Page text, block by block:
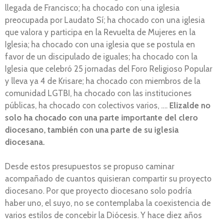
llegada de Francisco; ha chocado con una iglesia
preocupada por Laudato Sí; ha chocado con una iglesia
que valora y participa en la Revuelta de Mujeres en la
Iglesia; ha chocado con una iglesia que se postula en
favor de un discipulado de iguales; ha chocado con la
Iglesia que celebró 25 jornadas del Foro Religioso Popular
y lleva ya 4 de Krisare; ha chocado con miembros de la
comunidad LGTBI, ha chocado con las instituciones
públicas, ha chocado con colectivos varios, …. Elizalde no
solo ha chocado con una parte importante del clero
diocesano, también con una parte de su iglesia
diocesana.
Desde estos presupuestos se propuso caminar
acompañado de cuantos quisieran compartir su proyecto
diocesano. Por que proyecto diocesano solo podría
haber uno, el suyo, no se contemplaba la coexistencia de
varios estilos de concebir la Diócesis. Y hace diez años